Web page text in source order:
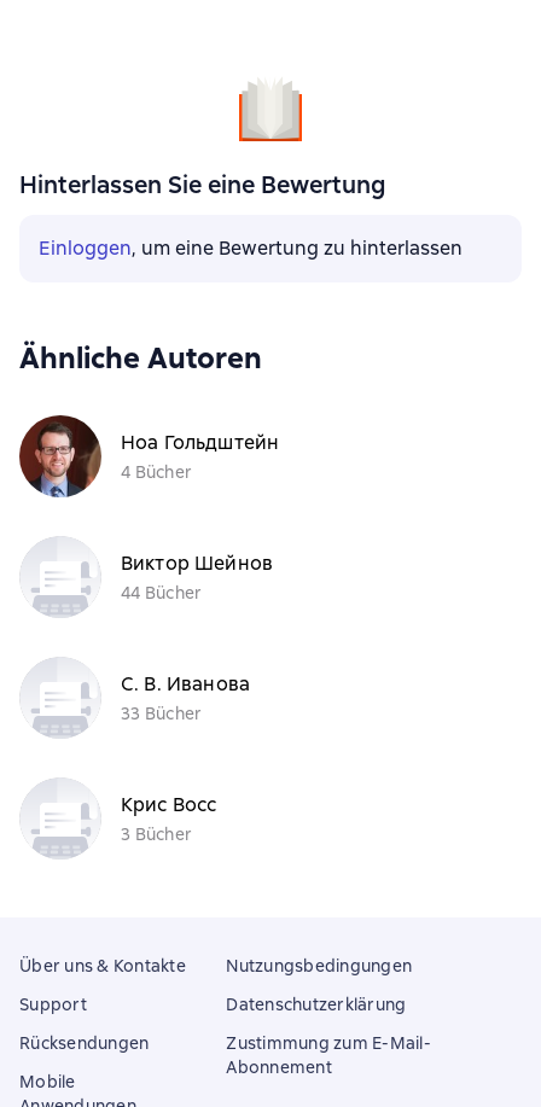
Hinterlassen Sie eine Bewertung
Einloggen, um eine Bewertung zu hinterlassen
Ähnliche Autoren
Ноа Гольдштейн
4 Bücher
Виктор Шейнов
44 Bücher
С. В. Иванова
33 Bücher
Крис Восс
3 Bücher
Über uns & Kontakte
Support
Rücksendungen
Mobile
Nutzungsbedingungen
Datenschutzerklärung
Zustimmung zum E-Mail-
Abonnement